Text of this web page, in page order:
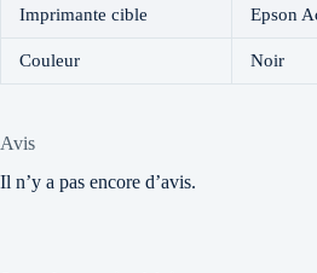
Imprimante cible Epson
Couleur Noir
Avis
Il n’y a pas encore d’avis.